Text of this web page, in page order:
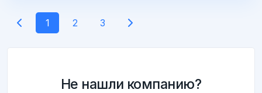
1 2 3
Не нашли компанию?